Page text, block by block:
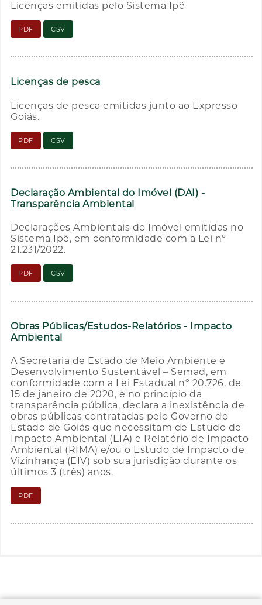
Licenças emitidas pelo Sistema Ipê
PDF CSV
Licenças de pesca
Licenças de pesca emitidas junto ao Expresso
Goiás.
PDF CSV
Declaração Ambiental do Imóvel (DAI) -
Transparência Ambiental
Declarações Ambientais do Imóvel emitidas no
Sistema Ipê, em conformidade com a Lei nº
21.231/2022.
PDF CSV
Obras Públicas/Estudos-Relatórios - Impacto
Ambiental
A Secretaria de Estado de Meio Ambiente e
Desenvolvimento Sustentável – Semad, em
conformidade com a Lei Estadual nº 20.726, de
15 de janeiro de 2020, e no princípio da
transparência pública, declara a inexistência de
obras públicas contratadas pelo Governo do
Estado de Goiás que necessitam de Estudo de
Impacto Ambiental (EIA) e Relatório de Impacto
Ambiental (RIMA) e/ou o Estudo de Impacto de
Vizinhança (EIV) sob sua jurisdição durante os
últimos 3 (três) anos.
PDF